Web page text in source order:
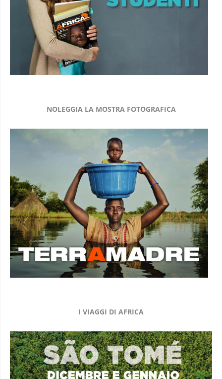
NOLEGGIA LA MOSTRA FOTOGRAFICA
I VIAGGI DI AFRICA